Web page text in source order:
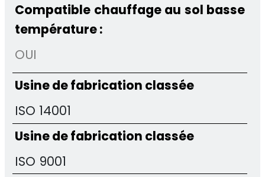
Compatible chauffage au sol basse
température :
OUI
Usine de fabrication classée
ISO 14001
Usine de fabrication classée
ISO 9001